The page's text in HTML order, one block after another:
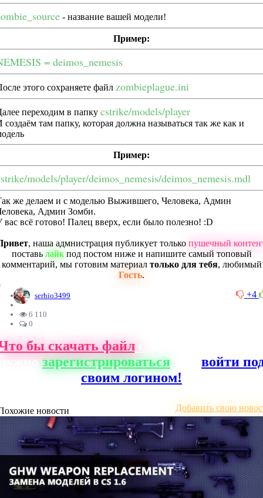
- название вашей модели!
Пример:
= deimos_nemesis
этого сохраняете файл zombieplague.ini
переходим в папку cstrike/models/player
создаём там папку, которая должна называться так же как и
Пример:
models/player/deimos_nemesis/deimos_nemesis.mdl
же делаем и с моделью Выжившего, Человека, Админ
Админ Зомби.
вас всё готово! Палец вверх, если было полезно! :D
, наша адмнистрация публикует только пушечный
поставь лайкпод постом ниже и напишите самый топовый
комментарий, мы готовим материал только для тебя, любимый
Гость.
+4
serhio3499
6 110
0
бы скачать файлс нашего сайта,
зарегистрироваться
войти
своим логином!
новости Добавить свою